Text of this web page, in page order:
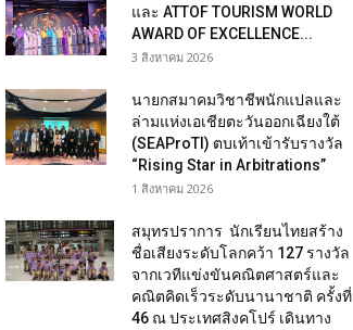
และ ATTOF TOURISM WORLD
AWARD OF EXCELLENCE...
3 สิงหาคม 2026
นายกสมาคมวิชาชีพนักแปลและ
ล่ามแห่งเอเชียตะวันออกเฉียงใต้
(SEAProTI) ตบเท้าเข้ารับรางวัล
“Rising Star in Arbitrations”
1 สิงหาคม 2026
สมุทรปราการ นักเรียนไทยสร้าง
ชื่อเสียงระดับโลกคว้า 127 รางวัล
จากเวทีแข่งขันคณิตศาสตร์และ
คณิตคิดเร็วระดับนานาชาติ ครั้งที่
46 ณ ประเทศสิงคโปร์ เดินทาง